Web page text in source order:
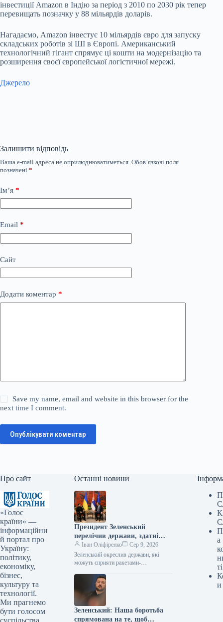
інвестиції Amazon в Індію за період з 2010 по 2030 рік тепер
перевищать позначку у 88 мільярдів доларів.
Нагадаємо, Amazon інвестує 10 мільярдів євро для запуску
складських роботів зі ШІ в Європі. Американський
технологічний гігант спрямує ці кошти на модернізацію та
розширення своєї європейської логістичної мережі.
Джерело
Залишити відповідь
Ваша e-mail адреса не оприлюднюватиметься. Обов’язкові поля
позначені *
Ім’я *
Email *
Сайт
Додати коментар *
Save my name, email and website in this browser for the
next time I comment.
Опублікувати коментар
Про сайт
«Голос
країни» —
інформаційни
й портал про
Україну:
політику,
економіку,
бізнес,
культуру та
технології.
Ми прагнемо
бути голосом
Останні новини
Президент Зеленський
перелічив держави, здатні
надати підтримку у вигляді
ракет-перехоплювачів.
Іван Оліфіренко
Сер 9, 2026
Зеленський окреслив держави, які
можуть сприяти ракетами-
Укрінформ Польща та Німеччина
мають потенціал надавати Україні
ракети-перехоплювачі для систем…
Зеленський: Наша боротьба
спрямована на те, щоб
а
ті
и